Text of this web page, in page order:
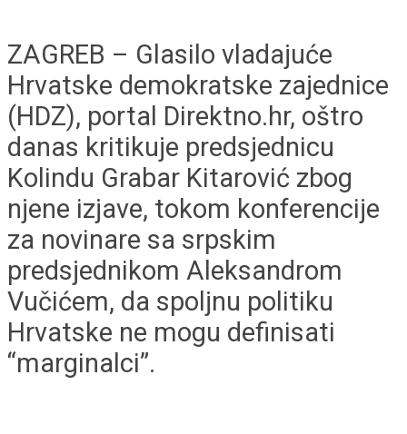
ZAGREB – Glasilo vladajuće
Hrvatske demokratske zajednice
(HDZ), portal Direktno.hr, oštro
danas kritikuje predsjednicu
Kolindu Grabar Kitarović zbog
njene izjave, tokom konferencije
za novinare sa srpskim
predsjednikom Aleksandrom
Vučićem, da spoljnu politiku
Hrvatske ne mogu definisati
“marginalci”.